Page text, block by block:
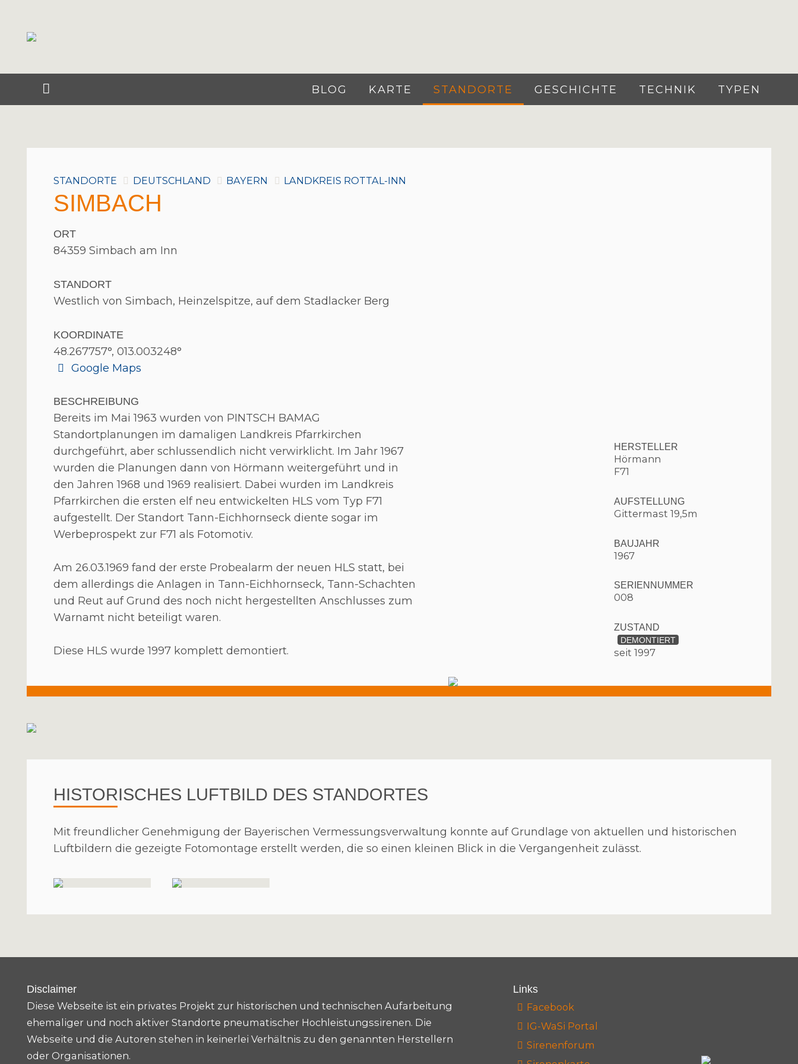
BLOG KARTE STANDORTE GESCHICHTE TECHNIK TYPEN
STANDORTE DEUTSCHLAND BAYERN LANDKREIS ROTTAL-INN
SIMBACH
ORT
84359 Simbach am Inn
STANDORT
Westlich von Simbach, Heinzelspitze, auf dem Stadlacker Berg
KOORDINATE
48.267757°, 013.003248°
Google Maps
BESCHREIBUNG
Bereits im Mai 1963 wurden von PINTSCH BAMAG
Standortplanungen im damaligen Landkreis Pfarrkirchen
durchgeführt, aber schlussendlich nicht verwirklicht. Im Jahr 1967
wurden die Planungen dann von Hörmann weitergeführt und in
den Jahren 1968 und 1969 realisiert. Dabei wurden im Landkreis
Pfarrkirchen die ersten elf neu entwickelten HLS vom Typ F71
aufgestellt. Der Standort Tann-Eichhornseck diente sogar im
Werbeprospekt zur F71 als Fotomotiv.
Am 26.03.1969 fand der erste Probealarm der neuen HLS statt, bei
dem allerdings die Anlagen in Tann-Eichhornseck, Tann-Schachten
und Reut auf Grund des noch nicht hergestellten Anschlusses zum
Warnamt nicht beteiligt waren.
Diese HLS wurde 1997 komplett demontiert.
HERSTELLER
Hörmann
F71
AUFSTELLUNG
Gittermast 19,5m
BAUJAHR
1967
SERIENNUMMER
008
ZUSTAND
DEMONTIERT
seit 1997
HISTORISCHES LUFTBILD DES STANDORTES
Mit freundlicher Genehmigung der Bayerischen Vermessungsverwaltung konnte auf Grundlage von aktuellen und historischen
Luftbildern die gezeigte Fotomontage erstellt werden, die so einen kleinen Blick in die Vergangenheit zulässt.
Disclaimer
Diese Webseite ist ein privates Projekt zur historischen und technischen Aufarbeitung
ehemaliger und noch aktiver Standorte pneumatischer Hochleistungssirenen. Die
Webseite und die Autoren stehen in keinerlei Verhältnis zu den genannten Herstellern
oder Organisationen.
Links
Facebook
IG-WaSi Portal
Sirenenforum